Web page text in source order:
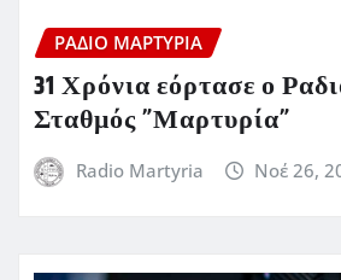
ΡΆΔΙΟ ΜΑΡΤΥΡΊΑ
31 Χρόνια εόρτασε ο
Σταθμός ”Μαρτυρία”
Radio Martyria Νοέ 26,